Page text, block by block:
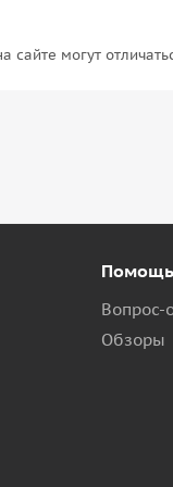
сайте могут
Помощь
Вопрос-
Обзоры